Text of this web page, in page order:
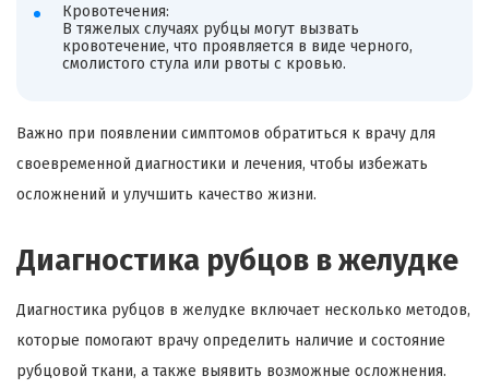
Кровотечения:
В тяжелых случаях рубцы могут вызвать
кровотечение, что проявляется в виде черного,
смолистого стула или рвоты с кровью.
Важно при появлении симптомов обратиться к врачу для
своевременной диагностики и лечения, чтобы избежать
осложнений и улучшить качество жизни.
Диагностика рубцов в желудке
Диагностика рубцов в желудке включает несколько методов,
которые помогают врачу определить наличие и состояние
рубцовой ткани, а также выявить возможные осложнения.